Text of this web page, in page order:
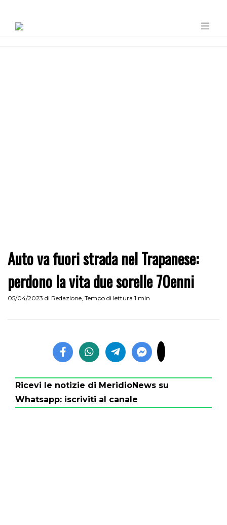
Auto va fuori strada nel Trapanese:
perdono la vita due sorelle 70enni
05/04/2023 di Redazione, Tempo di lettura 1 min
Ricevi le notizie di MeridioNews su
Whatsapp: iscriviti al canale